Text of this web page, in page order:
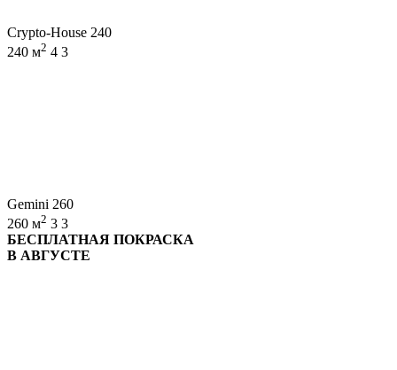
Crypto-House 240
240 м2 4 3
Gemini 260
260 м2 3 3
БЕСПЛАТНАЯ ПОКРАСКА
В АВГУСТЕ